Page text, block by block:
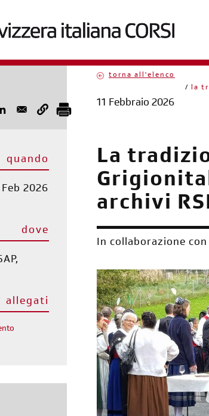
quando
2026
dove
allegati
torna all'elenco
la
La
archivi
11 Febbraio 2026
In collaborazione con